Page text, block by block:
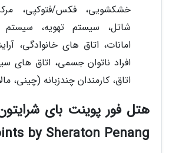
خشکشویی، فکس/فتوکپی،
شاتل، سیستم تهویه،
امانات، اتاق های خانوادگی،
افراد ناتوان جسمی، اتاق های
اتاق، کارمندان چندزبانه (چینی،
by Sheraton Penang)